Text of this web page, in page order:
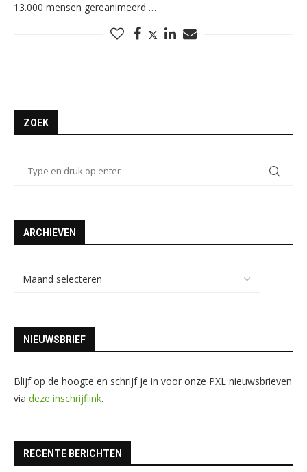
13.000 mensen gereanimeerd …
ZOEK
ARCHIEVEN
NIEUWSBRIEF
Blijf op de hoogte en schrijf je in voor onze PXL nieuwsbrieven
via deze inschrijflink.
RECENTE BERICHTEN